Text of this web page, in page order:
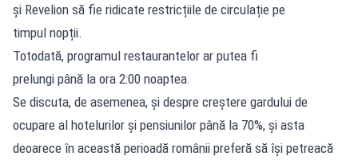
și Revelion să fie ridicate restricțiile de circulație pe
timpul nopții.
Totodată, programul restaurantelor ar putea fi
prelungi până la ora 2:00 noaptea.
Se discuta, de asemenea, și despre creștere gardului de
ocupare al hotelurilor și pensiunilor până la 70%, și asta
deoarece în această perioadă românii preferă să își petreacă